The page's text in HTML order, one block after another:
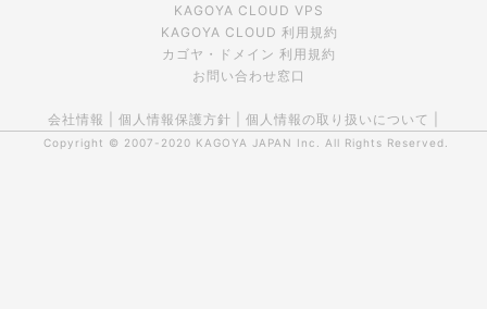
KAGOYA CLOUD VPS
KAGOYA CLOUD 利用規約
カゴヤ・ドメイン 利用規約
お問い合わせ窓口
会社情報 個人情報保護方針 個人情報の取り扱いについて
Copyright © 2007-2020 KAGOYA JAPAN Inc. All Rights Reserved.